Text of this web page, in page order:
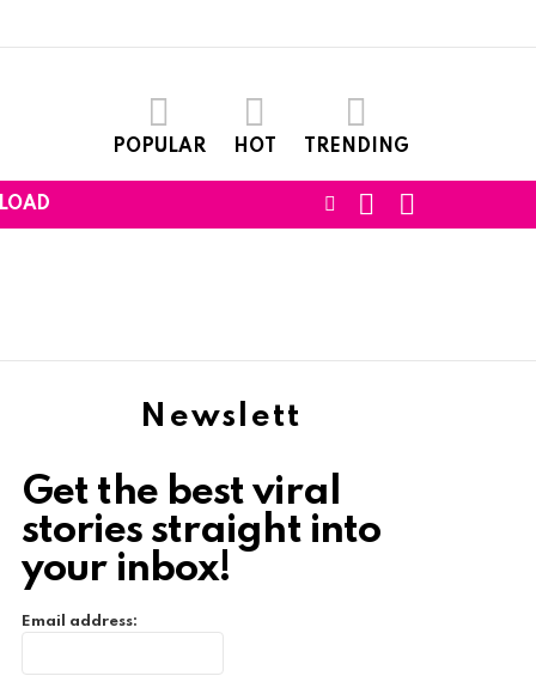
POPULAR HOT TRENDING
FOLLOWSEARCH
Newslett
Get the best viral
stories straight into
your inbox!
Email address: